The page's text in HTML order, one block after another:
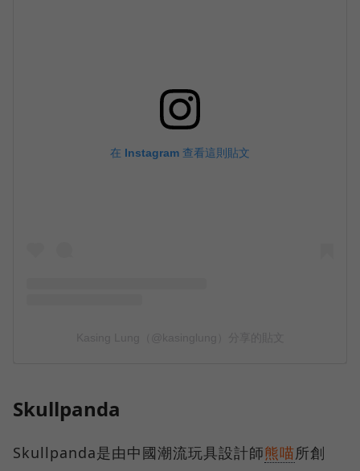
Skullpanda
Skullpanda是由中國潮流玩具設計師熊喵所創